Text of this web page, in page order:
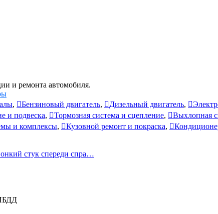
и ремонта автомобиля.
, Бензиновый двигатель, Дизельный двигатель,
и подвеска, Тормозная система и сцепление, Выхлопная
и комплексы, Кузовной ремонт и покраска,
стук спереди спра…